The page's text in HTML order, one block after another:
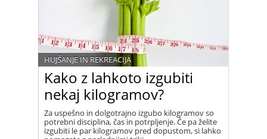
Kako z lahkoto izgubiti
nekaj kilogramov?
HUJŠANJE IN REKREACIJA
Za uspešno in dolgotrajno izgubo kilogramov so
potrebni disciplina, čas in potrpljenje. Če pa želite
izgubiti le par kilogramov pred dopustom, si lahko